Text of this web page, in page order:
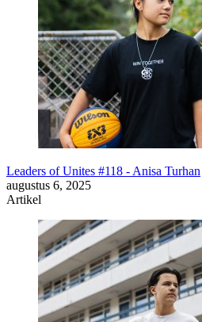
Leaders of Unites #118 - Anisa Turhan
augustus 6, 2025
Artikel